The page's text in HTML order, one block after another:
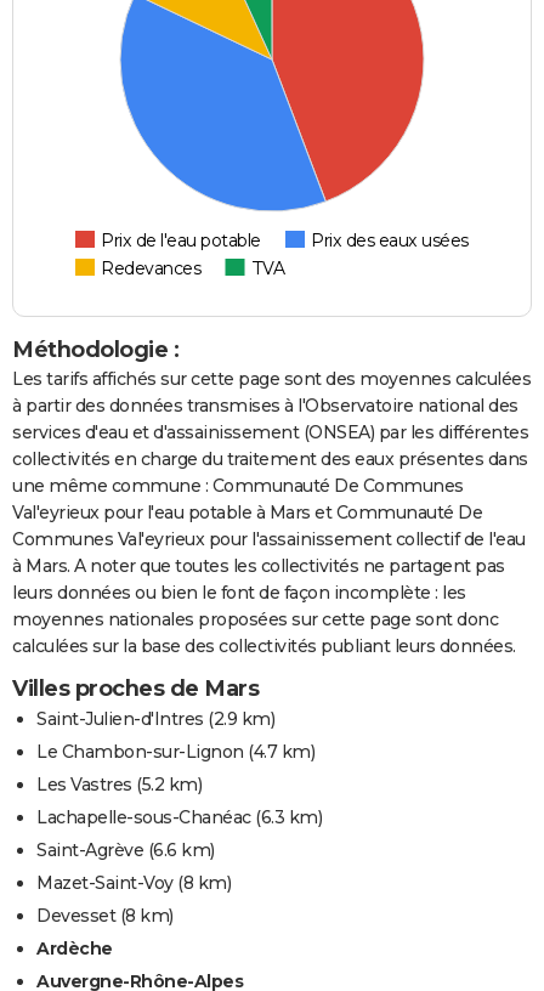
Prix de l'eau potable
Prix des eaux usées
Redevances
TVA
Méthodologie :
Les tarifs affichés sur cette page sont des moyennes calculées
à partir des données transmises à l'Observatoire national des
services d'eau et d'assainissement (ONSEA) par les différentes
collectivités en charge du traitement des eaux présentes dans
une même commune : Communauté De Communes
Val'eyrieux pour l'eau potable à Mars et Communauté De
Communes Val'eyrieux pour l'assainissement collectif de l'eau
à Mars. A noter que toutes les collectivités ne partagent pas
leurs données ou bien le font de façon incomplète : les
moyennes nationales proposées sur cette page sont donc
calculées sur la base des collectivités publiant leurs données.
Villes proches de Mars
Saint-Julien-d'Intres (2.9 km)
Le Chambon-sur-Lignon (4.7 km)
Les Vastres (5.2 km)
Lachapelle-sous-Chanéac(6.3 km)
Saint-Agrève (6.6 km)
Mazet-Saint-Voy(8 km)
Devesset(8 km)
Ardèche
Auvergne-Rhône-Alpes